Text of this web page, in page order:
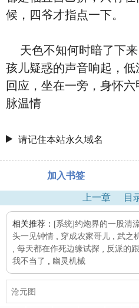
候，四爷才指点一下。
天色不知何时暗了下
孩儿疑惑的声音响起，
回应，坐在一旁，身怀
脉温情
请记住本站永久域名
加入书签
上一章 目
相关推荐： [系统]约炮界的一股清
头一见钟情
穿成农家哥儿 武之
每天都在作死边缘试探 反派的
我不当了
幽灵机械